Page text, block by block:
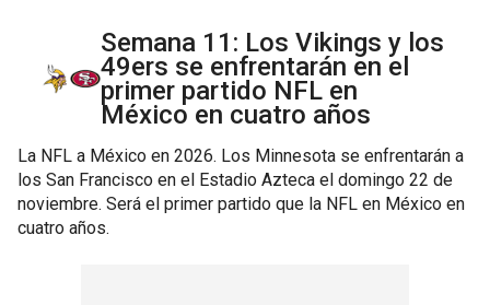
Semana 11: Los Vikings y los
49ers se enfrentarán en el
primer partido NFL en
México en cuatro años
La NFL a México en 2026. Los Minnesota se enfrentarán a
los San Francisco en el Estadio Azteca el domingo 22 de
noviembre. Será el primer partido que la NFL en México en
cuatro años.